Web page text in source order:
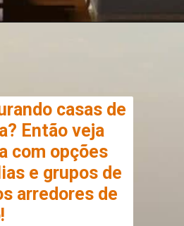
casas de
Então veja
com opções
e grupos de
arredores de